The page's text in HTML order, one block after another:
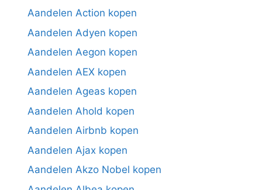
Aandelen Action kopen
Aandelen Adyen kopen
Aandelen Aegon kopen
Aandelen AEX kopen
Aandelen Ageas kopen
Aandelen Ahold kopen
Aandelen Airbnb kopen
Aandelen Ajax kopen
Aandelen Akzo Nobel kopen